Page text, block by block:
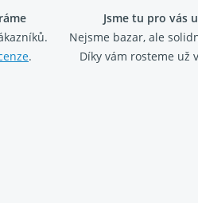
.
Jsme tu pro vás
Nejsme bazar, ale
Díky vám rosteme už